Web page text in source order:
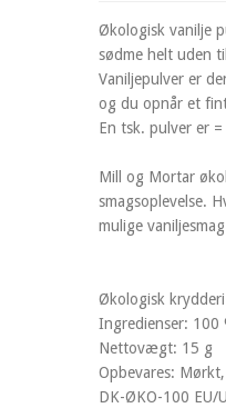
Økologisk vanilje
sødme helt uden
Vaniljepulver er
og du opnår et
En tsk. pulver er
Mill og Mortar
smagsoplevelse.
mulige
Økologisk krydderi
Ingredienser: 100
Nettovægt: 15 g
Opbevares:
DK-ØKO-100 EU/